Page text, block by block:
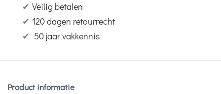
✔ Veilig betalen
✔ 120 dagen retourrecht
✔ 50 jaar vakkennis
Product informatie